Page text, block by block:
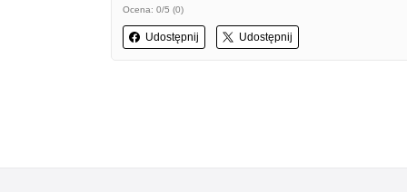
Ocena: 0/5 (0)
Udostępnij Udostępnij